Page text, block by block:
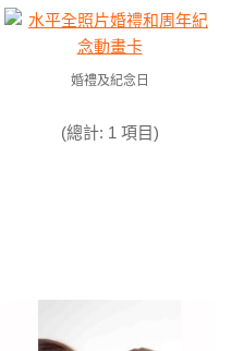
婚禮及紀念日
(總計: 1 項目)